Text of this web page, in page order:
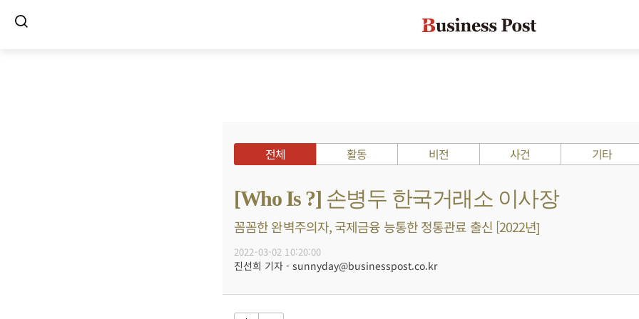
전체 활동 비전 사건 기타
[Who Is ?] 손병두 한국거래소 이사장
꼼꼼한 완벽주의자, 국제금융 능통한 정통관료 출신 [2022년]
2022-03-02 10:20:00
진선희 기자 - sunnyday@businesspost.co.kr